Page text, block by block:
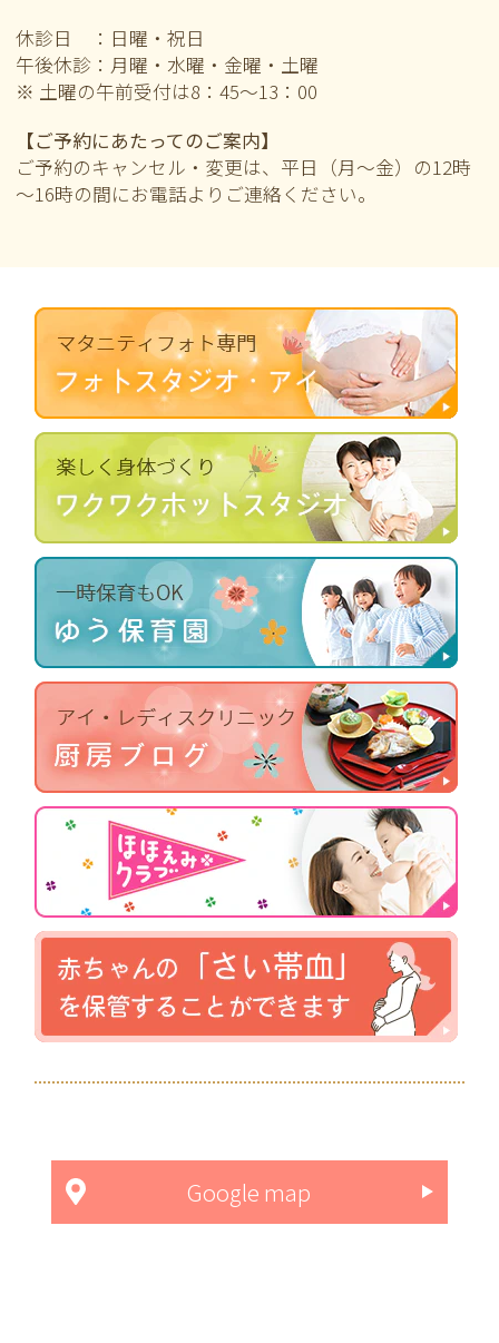
休診日 ：日曜・祝日
午後休診：月曜・水曜・金曜・土曜
※ 土曜の午前受付は8：45～13：00
【ご予約にあたってのご案内】
ご予約のキャンセル・変更は、平日（月～金）の12時
～16時の間にお電話よりご連絡ください。
Google map